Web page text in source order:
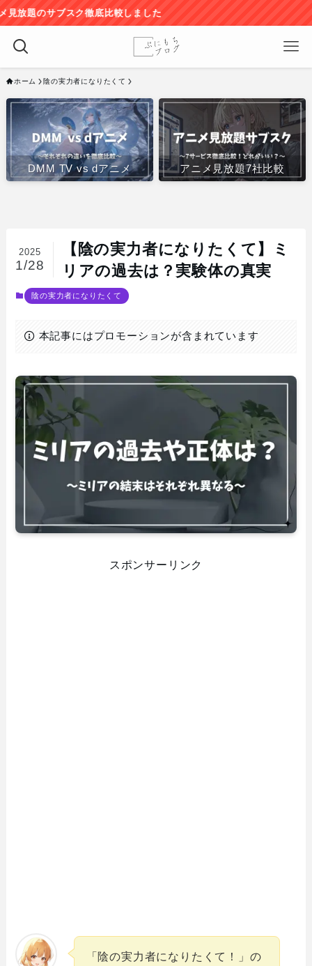
ク徹底比較しました
ホーム 陰の実力者になりたくて
DMM TV vs dアニメ アニメ見放題7社比較
【陰の実力者になりたくて】ミ
リアの過去は？実験体の真実
2025
1/28
陰の実力者になりたくて
本記事にはプロモーションが含まれています
スポンサーリンク
「陰の実力者になりたくて！」の